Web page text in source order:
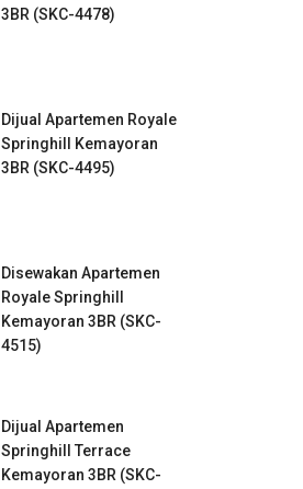
3BR (SKC-4478)
Dijual Apartemen Royale
Springhill Kemayoran
3BR (SKC-4495)
Disewakan Apartemen
Royale Springhill
Kemayoran 3BR (SKC-
4515)
Dijual Apartemen
Springhill Terrace
Kemayoran 3BR (SKC-